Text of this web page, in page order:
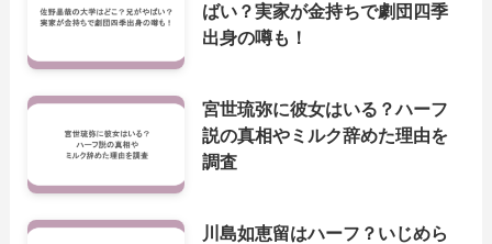
ばい？実家が金持ちで劇団四季
出身の噂も！
宮世琉弥に彼女はいる？ハーフ
説の真相やミルク辞めた理由を
調査
川島如恵留はハーフ？いじめら